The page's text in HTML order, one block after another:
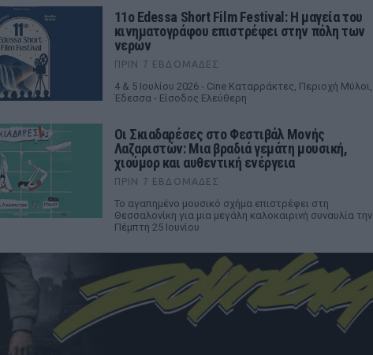
11ο Edessa Short Film Festival: Η μαγεία του
κινηματογράφου επιστρέφει στην πόλη των
νερών
ΠΡΙΝ 7 ΕΒΔΟΜΆΔΕΣ
4 & 5 Ιουλίου 2026 - Cine Καταρράκτες, Περιοχή Μύλοι,
Έδεσσα - Είσοδος Ελεύθερη
Οι Σκιαδαρέσες στο Φεστιβάλ Μονής
Λαζαριστών: Μια βραδιά γεμάτη μουσική,
χιούμορ και αυθεντική ενέργεια
ΠΡΙΝ 7 ΕΒΔΟΜΆΔΕΣ
Το αγαπημένο μουσικό σχήμα επιστρέφει στη
Θεσσαλονίκη για μια μεγάλη καλοκαιρινή συναυλία την
Πέμπτη 25 Ιουνίου